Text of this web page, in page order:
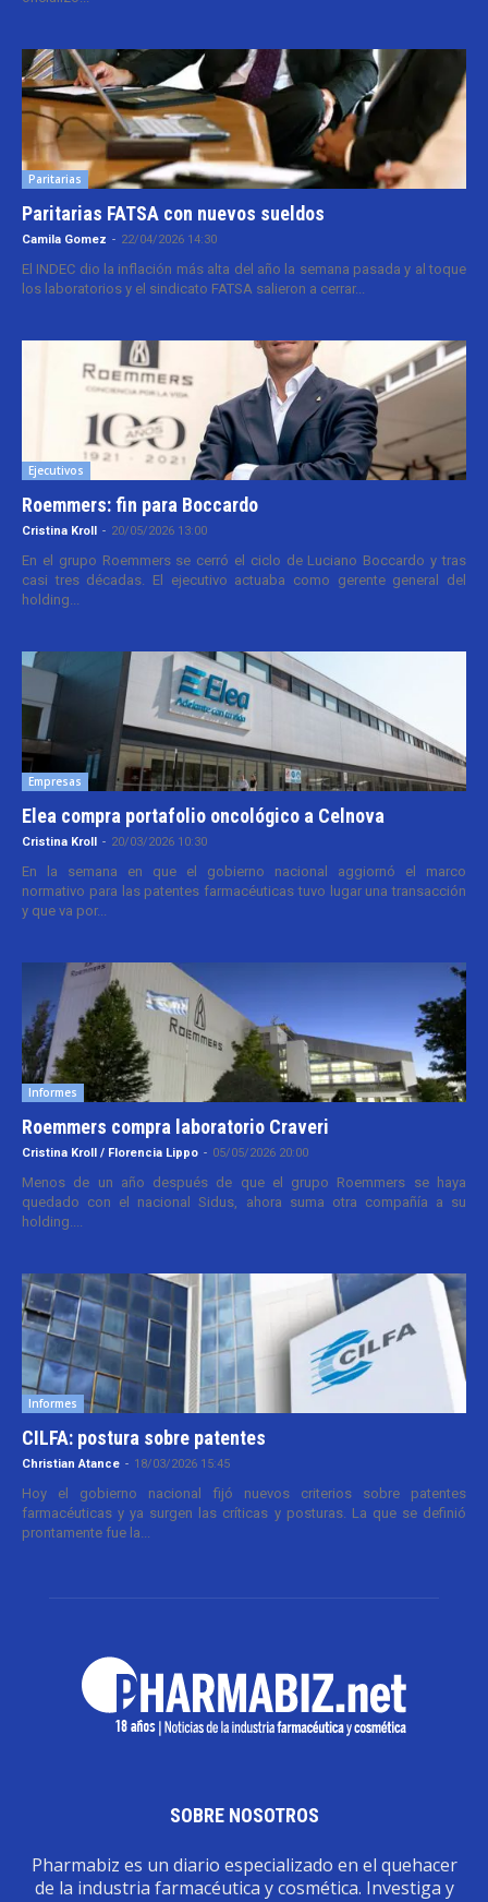
Paritarias
Paritarias FATSA con nuevos sueldos
Camila Gomez - 22/04/2026 14:30
El INDEC dio la inflación más alta del año la semana pasada y al toque
los laboratorios y el sindicato FATSA salieron a cerrar...
Ejecutivos
Roemmers: fin para Boccardo
Cristina Kroll - 20/05/2026 13:00
En el grupo Roemmers se cerró el ciclo de Luciano Boccardo y tras
casi tres décadas. El ejecutivo actuaba como gerente general del
holding...
Empresas
Elea compra portafolio oncológico a Celnova
Cristina Kroll - 20/03/2026 10:30
En la semana en que el gobierno nacional aggiornó el marco
normativo para las patentes farmacéuticas tuvo lugar una transacción
y que va por...
Informes
Roemmers compra laboratorio Craveri
Cristina Kroll / Florencia Lippo - 05/05/2026 20:00
Menos de un año después de que el grupo Roemmers se haya
quedado con el nacional Sidus, ahora suma otra compañía a su
holding....
Informes
CILFA: postura sobre patentes
Christian Atance - 18/03/2026 15:45
Hoy el gobierno nacional fijó nuevos criterios sobre patentes
farmacéuticas y ya surgen las críticas y posturas. La que se definió
prontamente fue la...
SOBRE NOSOTROS
Pharmabiz es un diario especializado en el quehacer
de la industria farmacéutica y cosmética. Investiga y